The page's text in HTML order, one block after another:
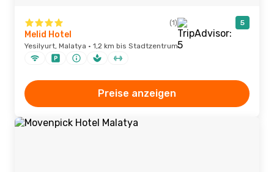
(1) 5
Melid Hotel
Yesilyurt, Malatya · 1,2 km bis Stadtzentrum
Preise anzeigen